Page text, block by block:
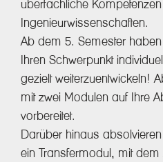
überfachliche
Ingenieurwissenschaften.
Ab dem 5. Semester
Ihren Schwerpunkt
gezielt weiterzuentwickeln!
mit zwei Modulen auf Ihre
vorbereitet.
Darüber hinaus
ein Transfermodul, mit